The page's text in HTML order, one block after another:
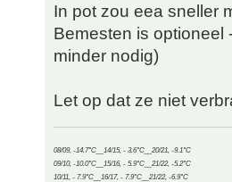
In pot zou eea sneller
Bemesten is optioneel
minder nodig)
Let op dat ze niet
08/09, -14.7°C__14/15, - 3.6°C__20/21, -9.1°C
09/10, -10.0°C__15/16, - 5.9°C__21/22, -5.2°C
10/11, - 7.9°C__16/17, - 7.9°C__21/22, -6.9°C